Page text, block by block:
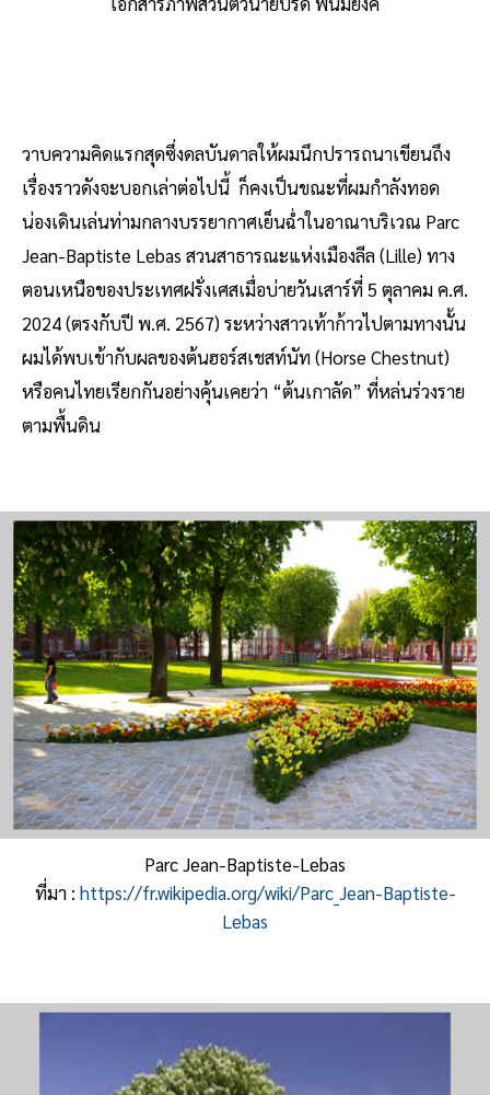
วาบความคิดแรกสุดซึ่งดลบันดาลให้ผมนึกปรารถนาเขียนถึง
เรื่องราวดังจะบอกเล่าต่อไปนี้ ก็คงเป็นขณะที่ผมกำลังทอด
น่องเดินเล่นท่ามกลางบรรยากาศเย็นฉ่ำในอาณาบริเวณ Parc
Jean-Baptiste Lebas สวนสาธารณะแห่งเมืองลีล (Lille) ทาง
ตอนเหนือของประเทศฝรั่งเศสเมื่อบ่ายวันเสาร์ที่ 5 ตุลาคม ค.ศ.
2024 (ตรงกับปี พ.ศ. 2567) ระหว่างสาวเท้าก้าวไปตามทางนั้น
ผมได้พบเข้ากับผลของต้นฮอร์สเชสท์นัท (Horse Chestnut)
หรือคนไทยเรียกกันอย่างคุ้นเคยว่า “ต้นเกาลัด” ที่หล่นร่วงราย
ตามพื้นดิน
Parc Jean-Baptiste-Lebas
ที่มา : https://fr.wikipedia.org/wiki/Parc_Jean-Baptiste-
Lebas